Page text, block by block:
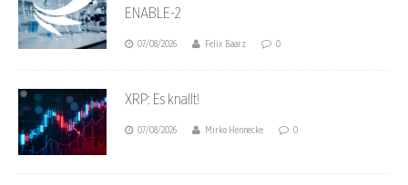
ENABLE-2
07/08/2026 Felix Baarz 0
XRP: Es knallt!
07/08/2026 Mirko Hennecke 0